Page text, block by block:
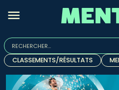
Rechercher :
Quand les résultats de l'auto-
CLASSEMENTS/RÉSULTATS